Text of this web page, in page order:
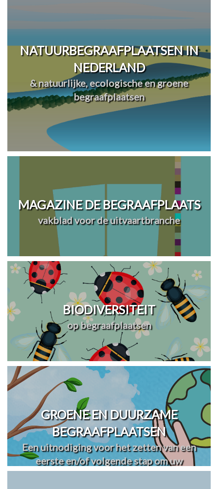
NATUURBEGRAAFPLAATSEN IN
NEDERLAND
& natuurlijke, ecologische en groene
begraafplaatsen
MAGAZINE DE BEGRAAFPLAATS
vakblad voor de uitvaartbranche
BIODIVERSITEIT
op begraafplaatsen
GROENE EN DUURZAME
BEGRAAFPLAATSEN
Een uitnodiging voor het zetten van een
eerste en/of volgende stap om uw
begraafplaats(en) te vergroenen en